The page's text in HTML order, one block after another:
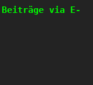
Beiträge via E-